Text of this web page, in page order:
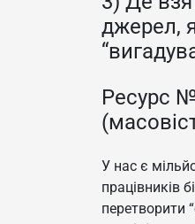
джерел,
Ресурс
У нас є
працівників
перетворити